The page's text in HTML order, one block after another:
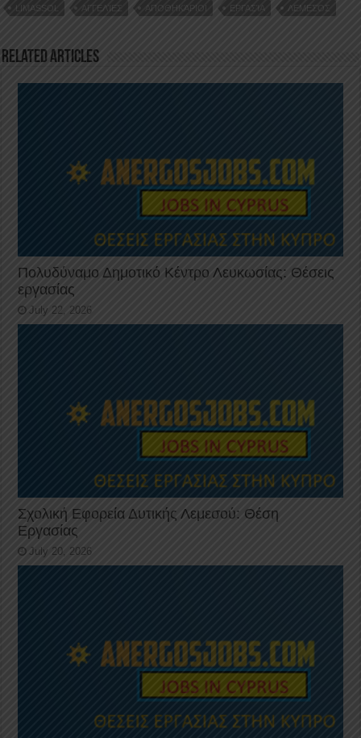
o
o
k
n
p
LIMASSOL
ΑΓΓΕΛΊΕΣ ΑΠΟΘΗΚΆΡΙΟΙ ΕΡΓΑΣΊΑ ΛΕΜΕΣΌΣ
Related Articles
Πολυδύναμο Δημοτικό Κέντρο Λευκωσίας: Θέσεις
εργασίας
July 22, 2026
Σχολική Εφορεία Δυτικής Λεμεσού: Θέση
Εργασίας
July 20, 2026